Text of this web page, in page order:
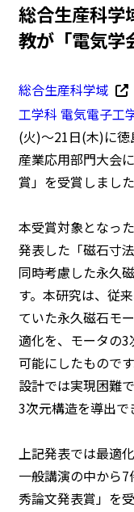
総合生産科学
教が「電気学
総合生産科学域
工学科 電気電子工
(火)～21日(木)に
産業応用部門大会
賞」を受賞しました
本受賞対象となっ
発表した「磁石寸
同時考慮した永久
す。本研究は、従
ていた永久磁石モ
適化を、モータの
可能にしたもので
設計では実現困難
3次元構造を導出で
上記発表では最適
一般講演の中から
秀論文発表賞」を